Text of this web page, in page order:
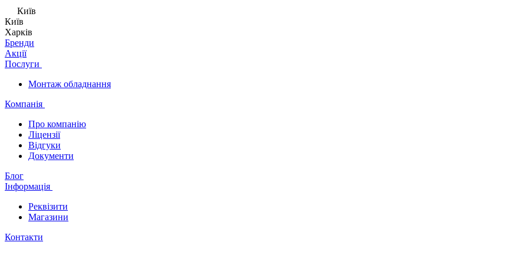
Київ
Київ
Харків
Бренди
Акції
Послуги
Монтаж обладнання
Компанія
Про компанію
Ліцензії
Відгуки
Документи
Блог
Інформація
Реквізити
Магазини
Контакти